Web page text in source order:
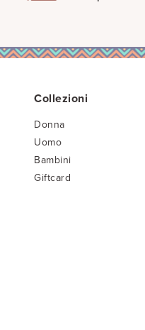
Collezioni
Donna
Uomo
Bambini
Giftcard